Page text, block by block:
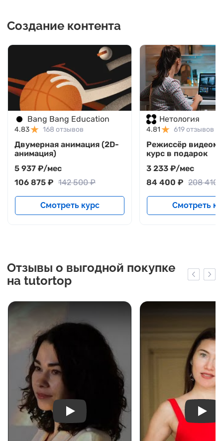
Создание контента
Bang Bang Education
4.83 168 отзывов
Двумерная анимация (2D-
анимация)
5 937 ₽/мес
106 875 ₽ 142 500 ₽
Смотреть курс
Нетология
4.81 619 отзывов
Режиссёр
курс в подарок
3 233 ₽/мес
84 400 ₽ 208 410
Смотреть
Отзывы о выгодной покупке
на tutortop
Play Play